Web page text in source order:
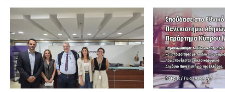
Ιουλίου στο Blagoevgrad της Βουλγαρίας. Σε αυτόν
συμμετείχαν 447 φοιτητές εκπροσωπώντας 135
πανεπιστήμια από 46 χώρες. Από την Ελλάδα, συμμετείχαν
επίσης το Εθνικό Μετσόβιο Πολυτεχνείο, το Αριστοτέλειο
Πανεπιστήμιο […]